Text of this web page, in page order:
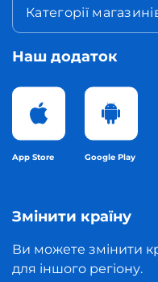
Категорії
Наш додаток
App Store Google Play
Змінити країну
Ви можете змінити
для іншого регіону.